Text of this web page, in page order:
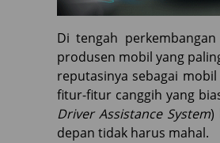
Di tengah
produsen mobil yang
reputasinya sebagai
fitur-fitur canggih yang
Driver Assistance System)
depan tidak harus mahal.